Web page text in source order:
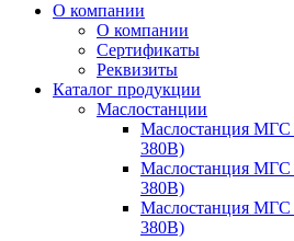
О компании
О компании
Сертификаты
Реквизиты
Каталог продукции
Маслостанции
Маслостанция МГС
380В)
Маслостанция МГС
380В)
Маслостанция МГС
380В)